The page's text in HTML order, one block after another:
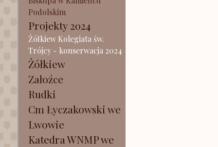
Podolskim
Projekty 2024
Żółkiew Kolegiata św.
Trójcy - konserwacja 2024
Żółkiew
Załoźce
Rudki
Cm Łyczakowski we
Lwowie
Katedra WNMP we